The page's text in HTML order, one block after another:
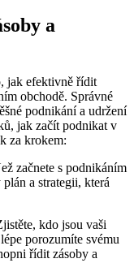
a
jak efektivně řídit
obchodě. Správné
podnikání a udržení
jak začít podnikat v
za krokem:
začnete s podnikáním
a strategii, která
kdo jsou vaši
porozumíte svému
řídit zásoby a